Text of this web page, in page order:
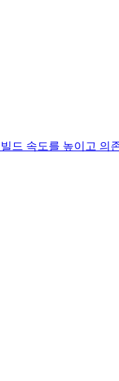
드 속도를 높이고 의